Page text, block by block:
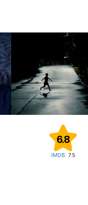
6.8
IMDB: 7.5